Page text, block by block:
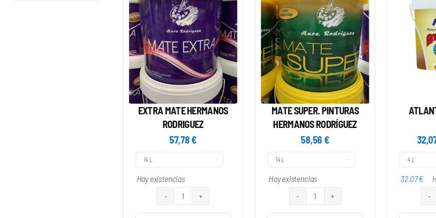
EXTRA MATE HERMANOS
RODRIGUEZ
57,78€
Hay existencias
EXTRA
MATE
MATE SUPER. PINTURAS
HERMANOS RODRÍGUEZ
58,56€
Hay existencias
MATE
SUPER.
32,07€